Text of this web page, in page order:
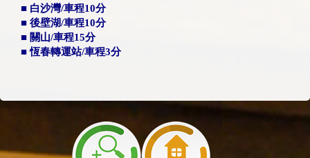
■ 白沙灣/車程10分
■ 後壁湖/車程10分
■ 關山/車程15分
■ 恆春轉運站/車程3分